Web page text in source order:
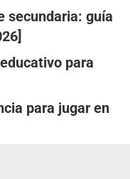
secundaria: guía
para
para jugar en